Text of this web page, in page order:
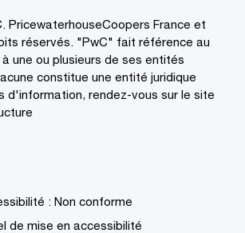
PricewaterhouseCoopers France et
réservés. "PwC" fait référence au
une ou plusieurs de ses entités
constitue une entité juridique
d'information, rendez-vous sur le site
: Non conforme
de mise en accessibilité